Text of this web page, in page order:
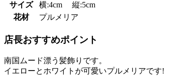
サイズ
横:4cm 縦:5cm
花材
プルメリア
店長おすすめポイント
南国ムード漂う髪飾りです。
イエローとホワイトが可愛いプルメリアです!